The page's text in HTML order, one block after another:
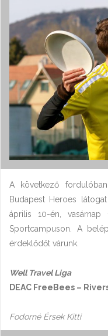
A következő
Budapest Heroes
április 10-én,
Sportcampuson. A
érdeklődőt várunk.
Well Travel Liga
DEAC FreeBees –
Fodorné Érsek Kitti